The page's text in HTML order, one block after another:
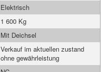
Elektrisch
1 600 Kg
Mit Deichsel
Verkauf im aktuellen zustand
ohne gewährleistung